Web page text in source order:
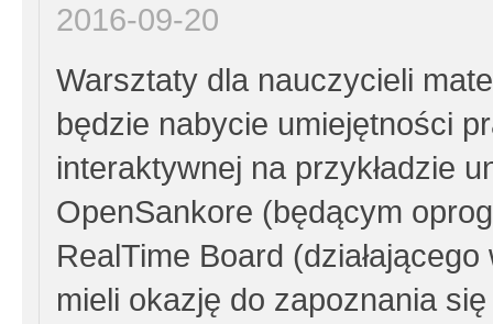
2016-09-20
Warsztaty dla nauczycieli
będzie nabycie umiejętności
interaktywnej na przykładzie
OpenSankore (będącym
RealTime Board
mieli okazję do zapoznania